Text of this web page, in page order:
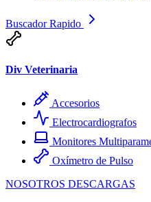
Buscador Rapido
Div Veterinaria
Accesorios
Electrocardiografos
Monitores
Oxímetro de Pulso
NOSOTROS DESCARGAS